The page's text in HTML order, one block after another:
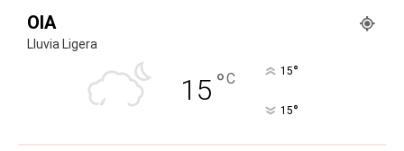
OIA
Lluvia Ligera
15 °C 15°
15°